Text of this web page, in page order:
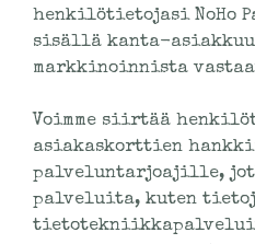
henkilötietojasi NoHo
sisällä kanta-
markkinoinnista
Voimme siirtää
asiakaskorttien
palveluntarjoajille,
palveluita, kuten